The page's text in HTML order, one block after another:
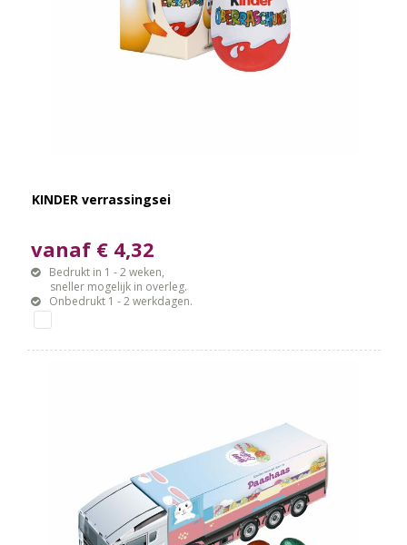
KINDER verrassingsei
vanaf € 4,32
Bedrukt in 1 - 2 weken,
sneller mogelijk in overleg.
Onbedrukt 1 - 2 werkdagen.